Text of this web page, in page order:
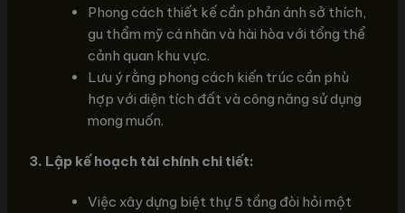
Phong cách thiết kế cần phản ánh sở thích,
gu thẩm mỹ cá nhân và hài hòa với tổng thể
cảnh quan khu vực.
Lưu ý rằng phong cách kiến trúc cần phù
hợp với diện tích đất và công năng sử dụng
mong muốn.
3. Lập kế hoạch tài chính chi tiết:
Việc xây dựng biệt thự 5 tầng đòi hỏi một